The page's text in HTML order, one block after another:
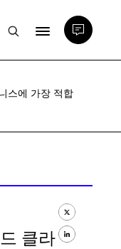
스에 가장 적합
클라